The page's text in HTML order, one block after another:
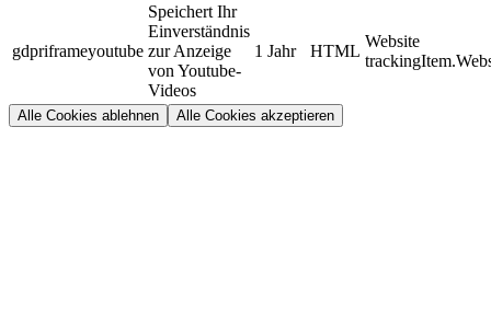
gdpriframeyoutube
Speichert Ihr
Einverständnis
zur Anzeige
von Youtube-
Videos
1 Jahr HTML
Website
Alle Cookies ablehnen Alle Cookies akzeptieren